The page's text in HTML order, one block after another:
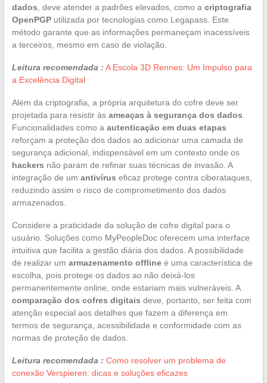
dados , deve atender a padrões elevados, como a criptografia
OpenPGPutilizada por tecnologias como Legapass. Este
método garante que as informações permaneçam inacessíveis
a terceiros, mesmo em caso de violação.
Leitura recomendada : A Escola 3D Rennes: Um Impulso para
a Excelência Digital
Além da criptografia, a própria arquitetura do cofre deve ser
projetada para resistir às ameaças à segurança dos dados
Funcionalidades como a autenticação em duas etapas
reforçam a proteção dos dados ao adicionar uma camada de
segurança adicional, indispensável em um contexto onde os
hackers não param de refinar suas técnicas de invasão. A
integração de um antivírus eficaz protege contra ciberataques,
reduzindo assim o risco de comprometimento dos dados
armazenados.
Considere a praticidade da solução de cofre digital para o
usuário. Soluções como MyPeopleDoc oferecem uma interface
intuitiva que facilita a gestão diária dos dados. A possibilidade
de realizar um armazenamento offlineé uma característica de
escolha, pois protege os dados ao não deixá-los
permanentemente online, onde estariam mais vulneráveis. A
comparação dos cofres digitais deve, portanto, ser feita com
atenção especial aos detalhes que fazem a diferença em
termos de segurança, acessibilidade e conformidade com as
normas de proteção de dados.
Leitura recomendada : Como resolver um problema de
conexão Verspieren: dicas e soluções eficazes